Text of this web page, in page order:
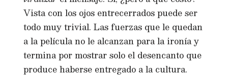
Vista con los ojos entrecerrados puede ser
todo muy trivial. Las fuerzas que le quedan
a la película no le alcanzan para la ironía y
termina por mostrar solo el desencanto que
produce haberse entregado a la cultura.